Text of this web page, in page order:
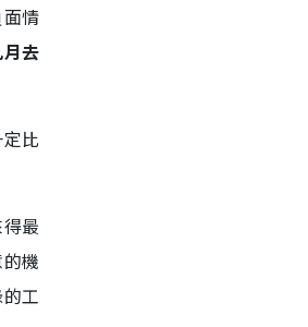
情
去
比
最
機
工